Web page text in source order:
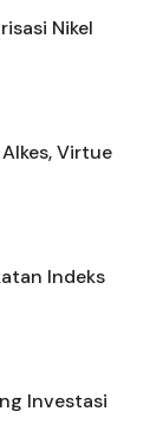
Nikel
Virtue
Indeks
Investasi